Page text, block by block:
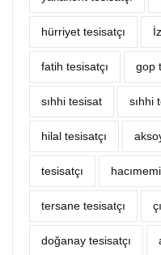
hürriyet tesisatçı
fatih tesisatçı gop
sıhhi tesisat sıhhi
hilal tesisatçı
tesisatçı
tersane tesisatçı
doğanay tesisatçı